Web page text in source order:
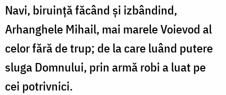
Navi, biruinţă făcând şi izbândind,
Arhanghele Mihail, mai marele Voievod al
celor fără de trup; de la care luând putere
sluga Domnului, prin armă robi a luat pe
cei potrivnici.